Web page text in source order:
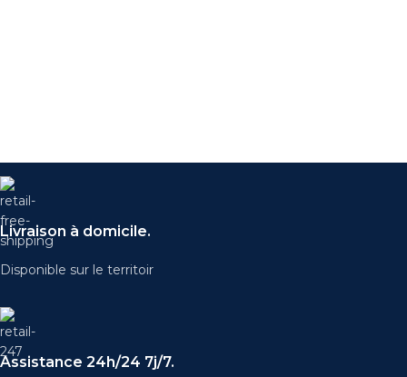
Livraison à domicile.
Disponible sur le territoir
Assistance 24h/24 7j/7.